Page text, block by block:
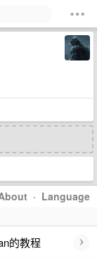
· Language
的教程 ›